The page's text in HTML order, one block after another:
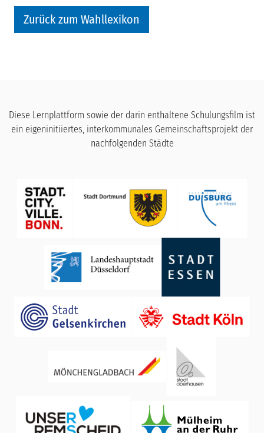
Zurück zum Wahllexikon
Diese Lernplattform sowie der darin enthaltene Schulungsfilm ist
ein eigeninitiiertes, interkommunales Gemeinschaftsprojekt der
nachfolgenden Städte